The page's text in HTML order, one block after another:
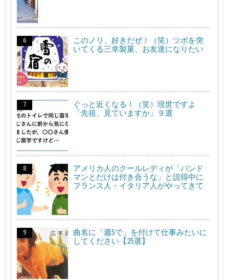
このノリ、好きだぜ！（笑）ツボを突
いてくる三幸製菓、お友達になりたい
ぐっと近くなる！（笑）現世ですよ
「先祖、見ていますか」９選
アメリカ人のクールレディが「バンド
マンとだけは付き合うな」と説得中に
フランス人・イタリア人がやってきて
曲名に「週5で」を付けて仕事みたいに
してください【25選】